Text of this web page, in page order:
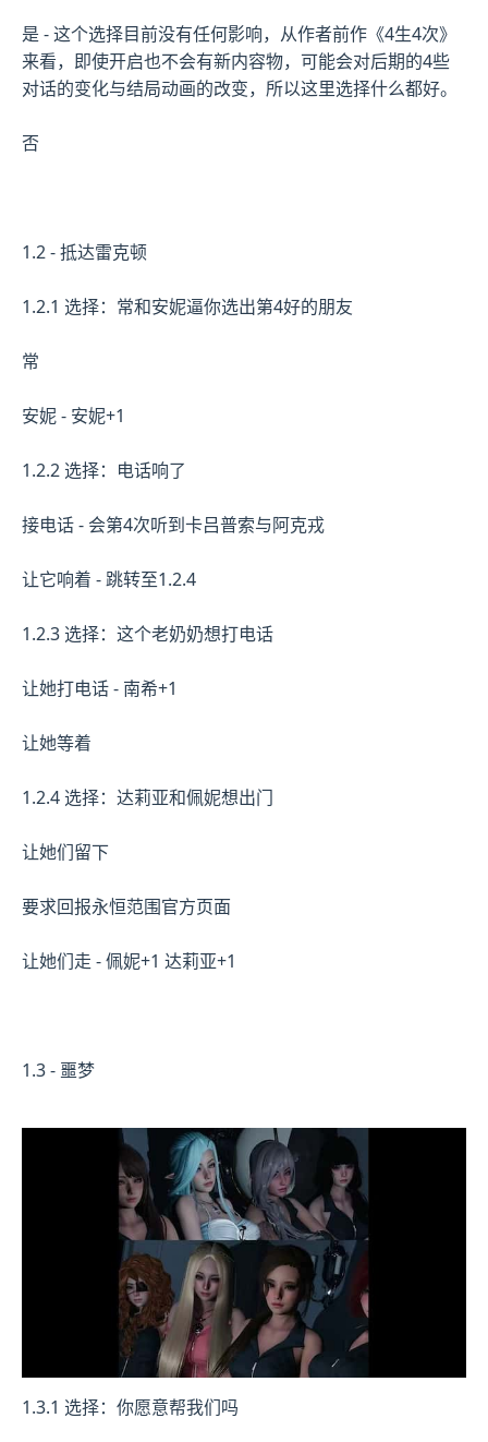
是 - 这个选择目前没有任何影响，从作者前作《4生4次》
来看，即使开启也不会有新内容物，可能会对后期的4些
对话的变化与结局动画的改变，所以这里选择什么都好。
否
1.2 - 抵达雷克顿
1.2.1 选择：常和安妮逼你选出第4好的朋友
常
安妮 - 安妮+1
1.2.2 选择：电话响了
接电话 - 会第4次听到卡吕普索与阿克戎
让它响着 - 跳转至1.2.4
1.2.3 选择：这个老奶奶想打电话
让她打电话 - 南希+1
让她等着
1.2.4 选择：达莉亚和佩妮想出门
让她们留下
要求回报永恒范围官方页面
让她们走 - 佩妮+1 达莉亚+1
1.3 - 噩梦
1.3.1 选择：你愿意帮我们吗